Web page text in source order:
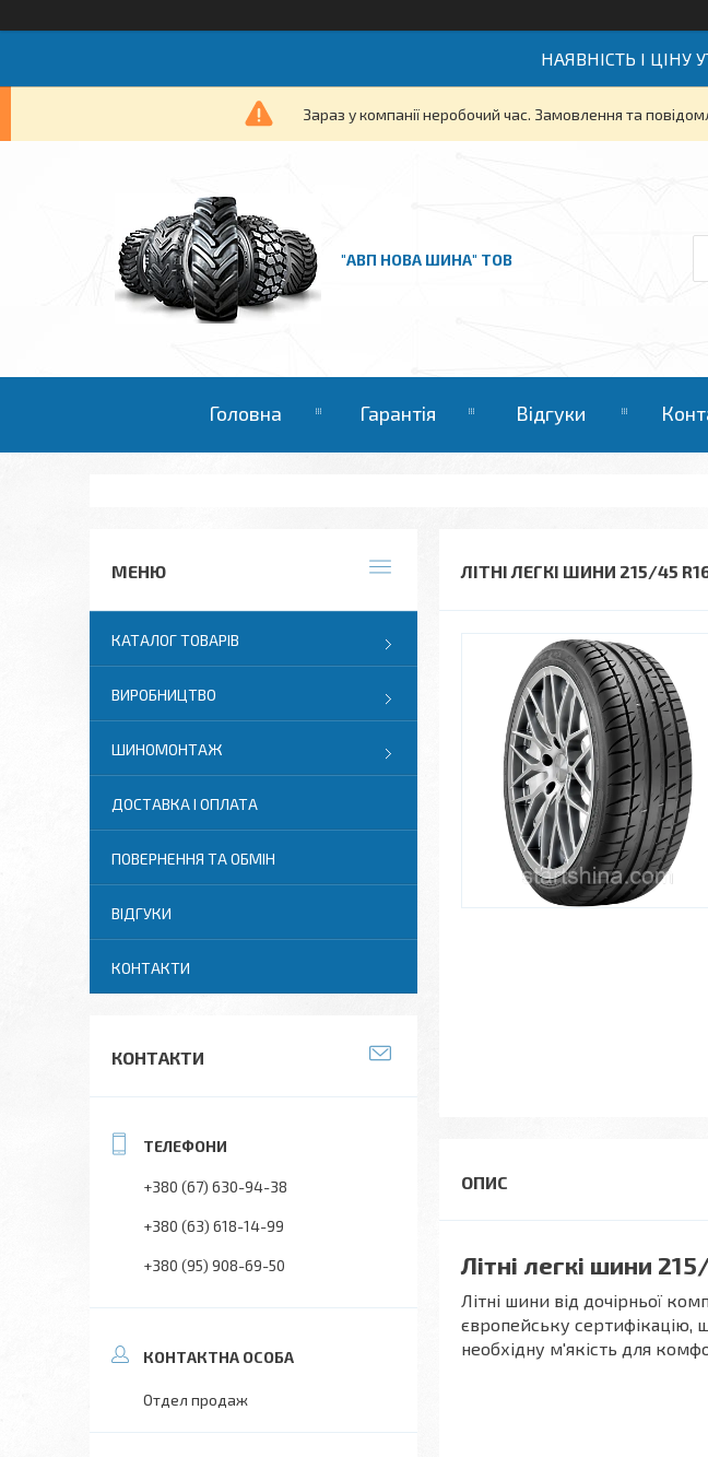
НАЯВНІСТЬ І
Зараз у компанії неробочий час. Замовлення та
"АВП НОВА ШИНА" ТОВ
Головна Гарантія Відгуки
ЛІТНІ ЛЕГКІ ШИНИ 215/45 R16
Літні легкі шини
Літні шини від дочірньої
європейську сертифікацію,
необхідну м'якість для
КАТАЛОГ ТОВАРІВ
ВИРОБНИЦТВО
ШИНОМОНТАЖ
ДОСТАВКА І ОПЛАТА
ПОВЕРНЕННЯ ТА ОБМІН
ВІДГУКИ
КОНТАКТИ
КОНТАКТИ
+380 (67) 630-94-38
+380 (63) 618-14-99
+380 (95) 908-69-50
Отдел продаж